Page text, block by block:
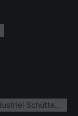
Nouveau chantier dans le parc industriel Schütte-Lanz-Park